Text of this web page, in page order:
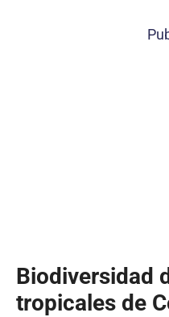
Biodiversidad
tropicales de